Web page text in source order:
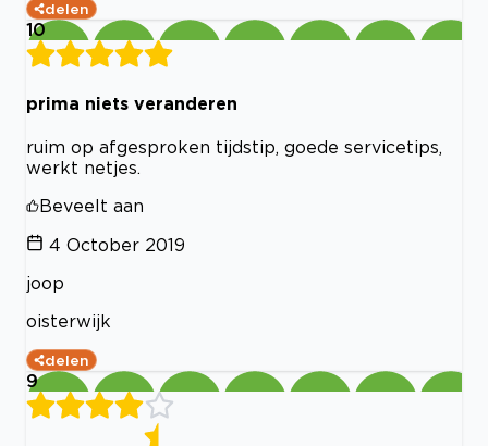
delen
10
prima niets veranderen
ruim op afgesproken tijdstip, goede servicetips,
werkt netjes.
Beveelt aan
4 October 2019
joop
oisterwijk
delen
9